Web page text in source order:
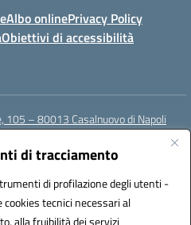
di tracciamento
di profilazione degli utenti -
tecnici necessari al
alla fruibilità dei servizi
Albo onlinePrivacy Policy
Obiettivi di accessibilità
105 – 80013 Casalnuovo di Napoli